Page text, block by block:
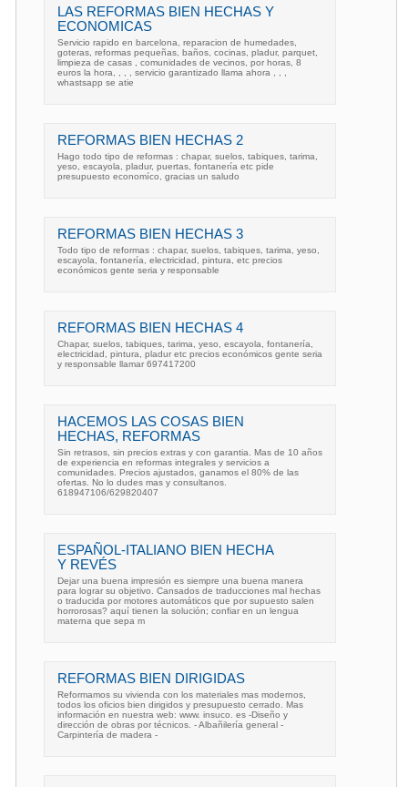
LAS REFORMAS BIEN HECHAS Y
ECONOMICAS
Servicio rapido en barcelona, reparacion de humedades,
goteras, reformas pequeñas, baños, cocinas, pladur, parquet,
limpieza de casas , comunidades de vecinos, por horas, 8
euros la hora, , , , servicio garantizado llama ahora , , ,
whastsapp se atie
REFORMAS BIEN HECHAS 2
Hago todo tipo de reformas : chapar, suelos, tabiques, tarima,
yeso, escayola, pladur, puertas, fontanería etc pide
presupuesto economíco, gracias un saludo
REFORMAS BIEN HECHAS 3
Todo tipo de reformas : chapar, suelos, tabiques, tarima, yeso,
escayola, fontanería, electricidad, pintura, etc precios
económicos gente seria y responsable
REFORMAS BIEN HECHAS 4
Chapar, suelos, tabiques, tarima, yeso, escayola, fontanería,
electricidad, pintura, pladur etc precios económicos gente seria
y responsable llamar 697417200
HACEMOS LAS COSAS BIEN
HECHAS, REFORMAS
Sin retrasos, sin precios extras y con garantia. Mas de 10 años
de experiencia en reformas integrales y servicios a
comunidades. Precios ajustados, ganamos el 80% de las
ofertas. No lo dudes mas y consultanos.
618947106/629820407
ESPAÑOL-ITALIANO BIEN HECHA
Y REVÉS
Dejar una buena impresión es siempre una buena manera
para lograr su objetivo. Cansados de traducciones mal hechas
o traducida por motores automáticos que por supuesto salen
horrorosas? aquí tienen la solución; confiar en un lengua
materna que sepa m
REFORMAS BIEN DIRIGIDAS
Reformamos su vivienda con los materiales mas modernos,
todos los oficios bien dirigidos y presupuesto cerrado. Mas
información en nuestra web: www. insuco. es -Diseño y
dirección de obras por técnicos. - Albañilería general -
Carpintería de madera -